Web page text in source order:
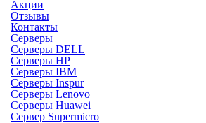
Акции
Отзывы
Контакты
Серверы
Серверы DELL
Серверы HP
Серверы IBM
Серверы Inspur
Серверы Lenovo
Серверы Huawei
Сервер Supermicro